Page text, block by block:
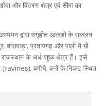
और वितरण क्षेत्र एवं सीमा का
द्वारा संगृहीत आंकड़ों के संकलन
प्रतापगढ़ और पाली में भी
राजस्थान के अर्ध-शुष्क क्षेत्र हैं। इसे
(ravines), बगीचे, वनों के निकट स्थित